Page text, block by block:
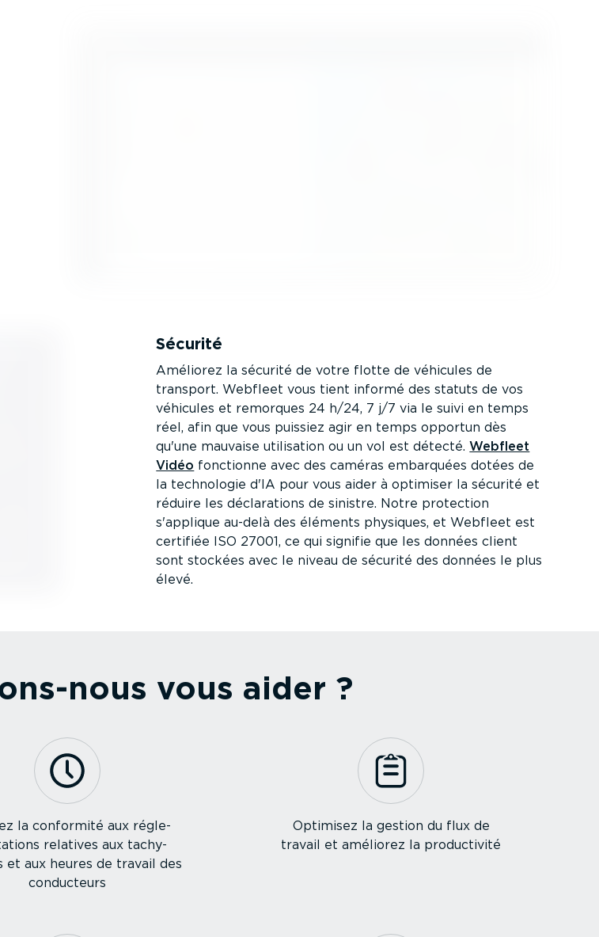
Sécurité
Améliorez la sécurité de votre flotte de véhicules de
transport. Webfleet vous tient informé des statuts de vos
véhicules et remorques 24 h/24, 7 j/7 via le suivi en temps
réel, afin que vous puissiez agir en temps opportun dès
qu'une mauvaise utilisation ou un vol est détecté.Webfleet
Vidéo fonctionne avec des caméras embarquées dotées de
la technologie d'IA pour vous aider à optimiser la sécurité et
réduire les décla­ra­tions de sinistre. Notre protection
s'applique au-delà des éléments physiques, et Webfleet est
certifiée ISO 27001, ce qui signifie que les données client
sont stockées avec le niveau de sécurité des données le plus
élevé.
nous vous aider ?
la conformité aux régle­
relatives aux tachy­
et aux heures de travail des
conducteurs
Optimisez la gestion du flux de
travail et améliorez la produc­tivité